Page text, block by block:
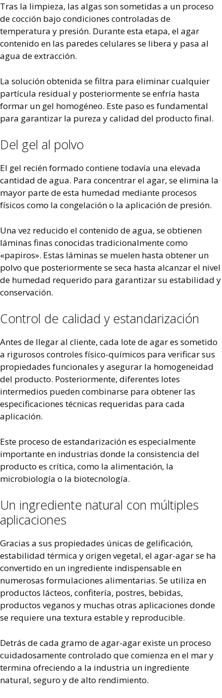
Tras la limpieza, las algas son sometidas a un proceso
de cocción bajo condiciones controladas de
temperatura y presión. Durante esta etapa, el agar
contenido en las paredes celulares se libera y pasa al
agua de extracción.
La solución obtenida se filtra para eliminar cualquier
partícula residual y posteriormente se enfría hasta
formar un gel homogéneo. Este paso es fundamental
para garantizar la pureza y calidad del producto final.
Del gel al polvo
El gel recién formado contiene todavía una elevada
cantidad de agua. Para concentrar el agar, se elimina la
mayor parte de esta humedad mediante procesos
físicos como la congelación o la aplicación de presión.
Una vez reducido el contenido de agua, se obtienen
láminas finas conocidas tradicionalmente como
«papiros». Estas láminas se muelen hasta obtener un
polvo que posteriormente se seca hasta alcanzar el nivel
de humedad requerido para garantizar su estabilidad y
conservación.
Control de calidad y estandarización
Antes de llegar al cliente, cada lote de agar es sometido
a rigurosos controles físico-químicos para verificar sus
propiedades funcionales y asegurar la homogeneidad
del producto. Posteriormente, diferentes lotes
intermedios pueden combinarse para obtener las
especificaciones técnicas requeridas para cada
aplicación.
Este proceso de estandarización es especialmente
importante en industrias donde la consistencia del
producto es crítica, como la alimentación, la
microbiología o la biotecnología.
Un ingrediente natural con múltiples
aplicaciones
Gracias a sus propiedades únicas de gelificación,
estabilidad térmica y origen vegetal, el agar-agar se ha
convertido en un ingrediente indispensable en
numerosas formulaciones alimentarias. Se utiliza en
productos lácteos, confitería, postres, bebidas,
productos veganos y muchas otras aplicaciones donde
se requiere una textura estable y reproducible.
Detrás de cada gramo de agar-agar existe un proceso
cuidadosamente controlado que comienza en el mar y
termina ofreciendo a la industria un ingrediente
natural, seguro y de alto rendimiento.